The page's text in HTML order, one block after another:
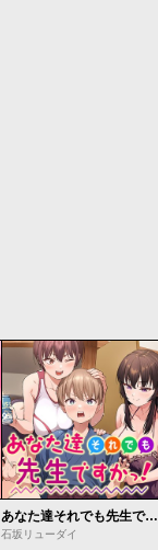
あなた達それでも先生ですかっ！
石坂リューダイ